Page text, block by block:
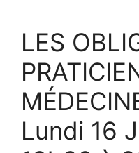
LES
Lundi 16